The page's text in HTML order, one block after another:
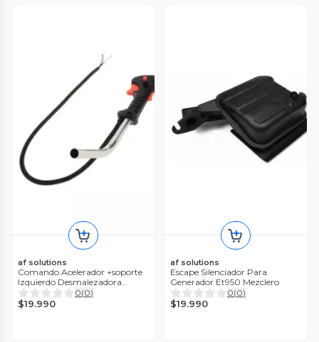
af solutions
Comando Acelerador +soporte
Izquierdo Desmalezadora
Orillada
0(0)
$19.990
af solutions
Escape Silenciador Para
Generador Et950 Mezclero
0(0)
$19.990